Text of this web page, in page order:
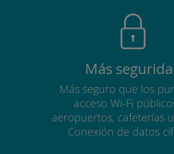
Más
Más seguro que los
acceso Wi-Fi
aeropuertos, cafeterías
Conexión de datos